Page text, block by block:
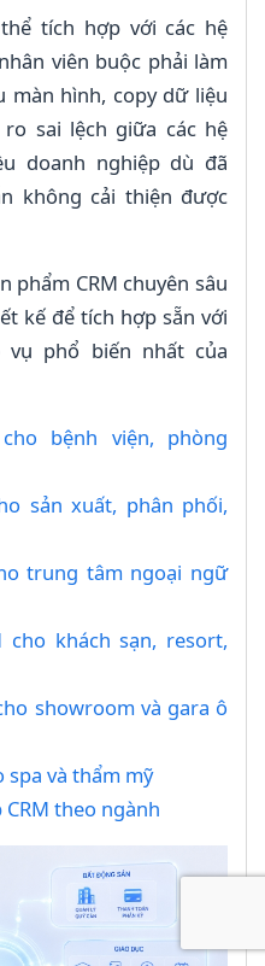
tích hợp với các hệ
viên buộc phải làm
màn hình, copy dữ liệu
sai lệch giữa các hệ
doanh nghiệp dù đã
không cải thiện được
phẩm CRM chuyên sâu
kế để tích hợp sẵn với
phổ biến nhất của
bệnh viện, phòng
sản xuất, phân phối,
trung tâm ngoại ngữ
cho khách sạn, resort,
showroom và gara ô
spa và thẩm mỹ
theo ngành